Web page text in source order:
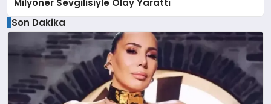
Milyoner Sevgilisiyle Olay Yarattı
Son Dakika